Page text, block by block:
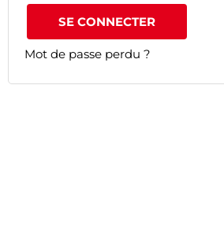
SE CONNECTER
Mot de passe perdu ?